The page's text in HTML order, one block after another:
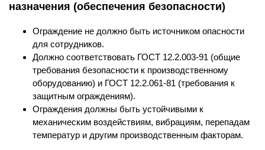
назначения (обеспечения безопасности)
Ограждение не должно быть источником опасности
для сотрудников.
Должно соответствовать ГОСТ 12.2.003-91 (общие
требования безопасности к производственному
оборудованию) и ГОСТ 12.2.061-81 (требования к
защитным ограждениям).
Ограждения должны быть устойчивыми к
механическим воздействиям, вибрациям, перепадам
температур и другим производственным факторам.